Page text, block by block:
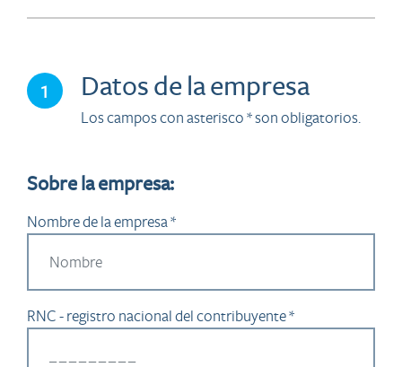
1 Datos de la empresa
Los campos con asterisco * son obligatorios.
Sobre la empresa:
Nombre de la empresa *
RNC - registro nacional del contribuyente *